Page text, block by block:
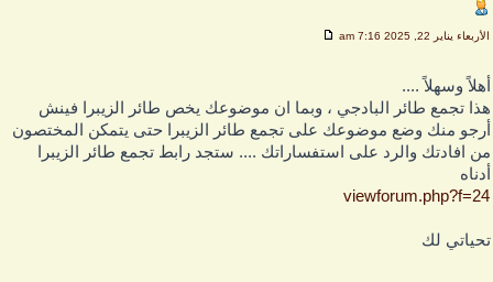
الأربعاء يناير 22, 2025 7:16 am
وسهلاً ....
تجمع طائر البادجي ، وبما ان موضوعك يخص طائر الزيبرا فينش
منك وضع موضوعك على تجمع طائر الزيبرا حتى يتمكن المختصون
افادتك والرد على استفساراتك .... ستجد رابط تجمع طائر الزيبرا
viewforum.php?f=24
لك